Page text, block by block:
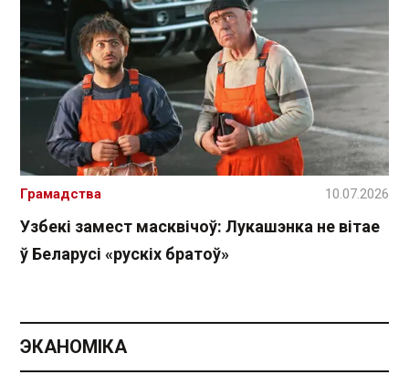
Узбекі замест масквічоў: Лукашэнка не вітае
ў Беларусі «рускіх братоў»
Грамадства 10.07.2026
ЭКАНОМІКА